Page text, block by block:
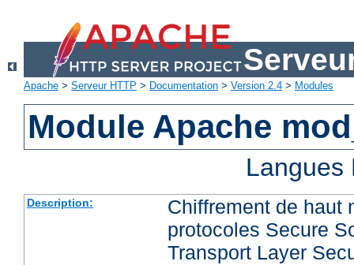
Apache > Serveur HTTP > Documentation > Version 2.4 > Modules
Module Apache
Description:
Chiffrement de haut
protocoles Secure
Transport Layer